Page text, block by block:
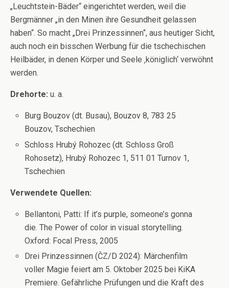
„Leuchtstein-Bäder“ eingerichtet werden, weil die
Bergmänner „in den Minen ihre Gesundheit gelassen
haben“. So macht „Drei Prinzessinnen“, aus heutiger Sicht,
auch noch ein bisschen Werbung für die tschechischen
Heilbäder, in denen Körper und Seele ‚königlich‘ verwöhnt
werden.
Drehorte: u. a.
Burg Bouzov (dt. Busau), Bouzov 8, 783 25
Bouzov, Tschechien
Schloss Hrubý Rohozec (dt. Schloss Groß
Rohosetz), Hrubý Rohozec 1, 511 01 Turnov 1,
Tschechien
Verwendete Quellen:
Bellantoni, Patti: If it’s purple, someone’s gonna
die. The Power of color in visual storytelling.
Oxford: Focal Press, 2005
Drei Prinzessinnen (ČZ/D 2024): Märchenfilm
voller Magie feiert am 5. Oktober 2025 bei KiKA
Premiere. Gefährliche Prüfungen und die Kraft des